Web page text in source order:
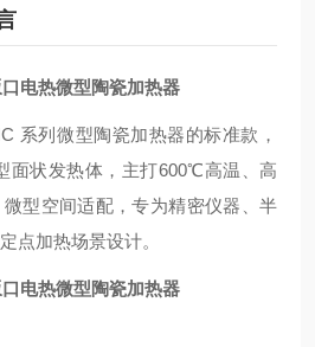
电热微型陶瓷加热器
系列微型陶瓷加热器的标准款，
面状发热体，主打600℃高温、高
型空间适配，专为精密仪器、半
点加热场景设计。
电热微型陶瓷加热器